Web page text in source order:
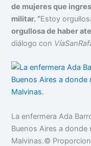
de mujeres que
militar. “Estoy
orgullosa de haber
diálogo con
La enfermera Ada
Buenos Aires a donde
Malvinas.©